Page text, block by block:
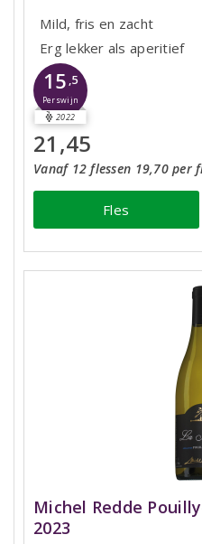
Mild, fris en zacht
Erg lekker als aperitief
15 ,5
Perswijn
2022
21,45
Vanaf 12 flessen 19,70 per
Fles
Michel Redde
2023